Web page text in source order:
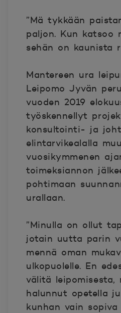
”Mä tykkään
paljon. Kun katsoo
sehän on kaunista
Mantereen ura
Leipomo Jyvän
vuoden 2019
työskennellyt
konsultointi- ja
elintarvikealalla
vuosikymmenen
toimeksiannon
pohtimaan
urallaan.
”Minulla on ollut
jotain uutta parin
mennä oman
ulkopuolelle. En
välitä leipomisesta,
halunnut opetella
kunhan vain sopiva